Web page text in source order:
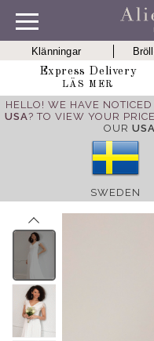
Klänningar
Express Delivery
LÄS MER
HELLO! WE HAVE
USA? TO VIEW YOUR
OUR
SWEDEN